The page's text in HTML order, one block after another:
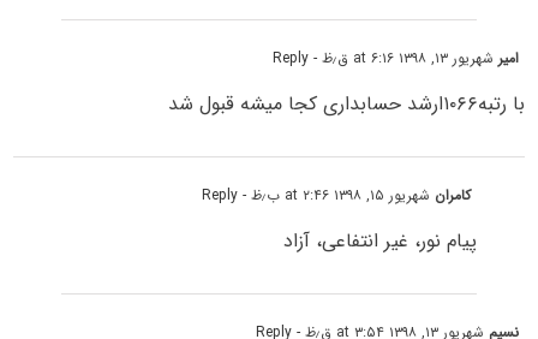
امیرشهریور ۱۳, ۱۳۹۸ at ۶:۱۶ ق٫ظ - Reply
با رتبه۱۰۶۶ارشد حسابداری کجا میشه قبول شد
کامران شهریور ۱۵, ۱۳۹۸ at ۲:۴۶ ب٫ظ - Reply
پیام نور، غیر انتفاعی، آزاد
نسیم شهریور ۱۳, ۱۳۹۸ at ۳:۵۴ ق٫ظ - Reply